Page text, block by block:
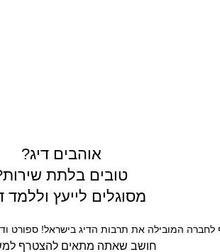
אוהבים דיג?
טובים בלתת
מסוגלים לייעץ וללמד
המובילה את תרבות הדיג בישראל! ספורט
חושב שאתה מתאים להצטרף